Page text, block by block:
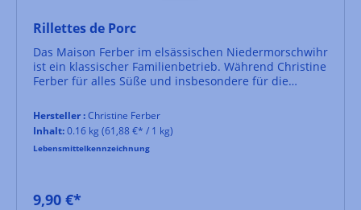
Rillettes de Porc
Das Maison Ferber im elsässischen Niedermorschwihr
ist ein klassischer Familienbetrieb. Während Christine
Ferber für alles Süße und insbesondere für die
erlangte, ist Bruder Bruno für alles Herzhafte
verantwortlich.Aus seiner Küche kommt dieses sehr
feine Rillettes de Porc. Besser lässt sich französische
Kochkunst kaum im Glas einfangen.100% Handarbeit!
Hersteller :Christine Ferber
Inhalt:0.16 kg (61,88 €* / 1 kg)
Lebensmittelkennzeichnung
9,90 €*